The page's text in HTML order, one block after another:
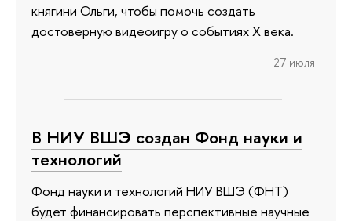
княгини Ольги, чтобы помочь создать
достоверную видеоигру о событиях X века.
27 июля
В НИУ ВШЭ создан Фонд науки и
технологий
Фонд науки и технологий НИУ ВШЭ (ФНТ)
будет финансировать перспективные научные